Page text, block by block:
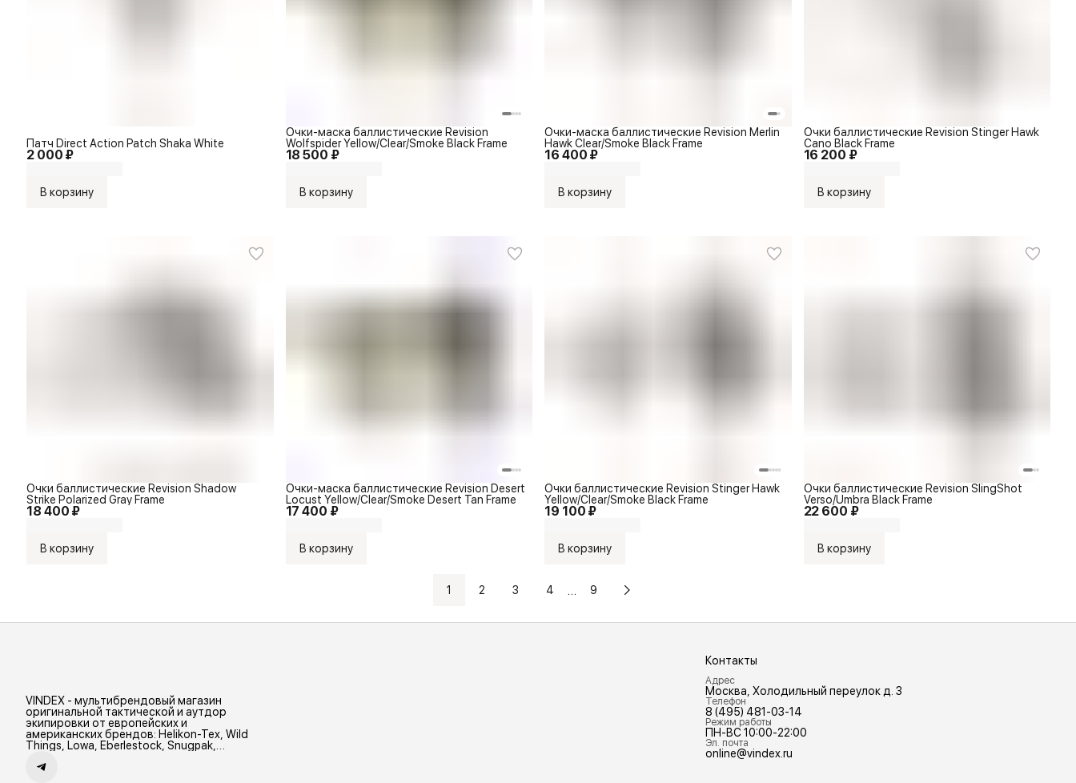
2 000 ₽
Патч Direct Action Patch Shaka White
В корзину
18 500 ₽
Очки-маска баллистические Revision
Wolfspider Yellow/Clear/Smoke Black Frame
В корзину
16 400 ₽
Очки-маска баллистические Revision Merlin
Hawk Clear/Smoke Black Frame
В корзину
16 200 ₽
Очки баллистические Revision Stinger Hawk
Cano Black Frame
В корзину
18 400 ₽
Очки баллистические Revision Shadow
Strike Polarized Gray Frame
В корзину
17 400 ₽
Очки-маска баллистические Revision Desert
Locust Yellow/Clear/Smoke Desert Tan Frame
В корзину
19 100 ₽
Очки баллистические Revision Stinger Hawk
Yellow/Clear/Smoke Black Frame
В корзину
22 600 ₽
Очки баллистические Revision SlingShot
Verso/Umbra Black Frame
В корзину
1 2 3 4 … 9
VINDEX - мультибрендовый магазин
оригинальной тактической и аутдор
экипировки от европейских и
американских брендов: Helikon-Tex, Wild
Things, Lowa, Eberlestock, Snugpak,
Контакты
Адрес
Москва, Холодильный переулок д. 3
Телефон
8 (495) 481-03-14
Режим работы
ПН-ВС 10:00-22:00
Эл. почта
online@vindex.ru